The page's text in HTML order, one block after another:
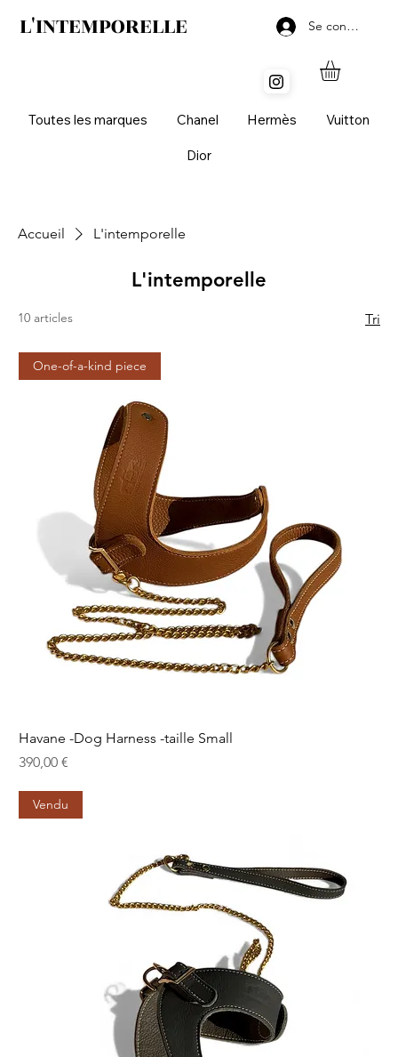
L'INTEMPORELLE Se connecter
Accueil L'intemporelle
L'intemporelle
10 articles Tri
One-of-a-kind piece
Havane -Dog Harness -taille Small
Prix
390,00 €
Vendu
Toutes les marques Chanel Hermès Vuitton
Dior